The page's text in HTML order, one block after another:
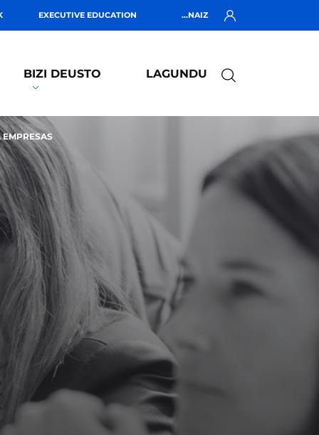
EXECUTIVE EDUCATION ...NAIZ
BIZI DEUSTO LAGUNDU